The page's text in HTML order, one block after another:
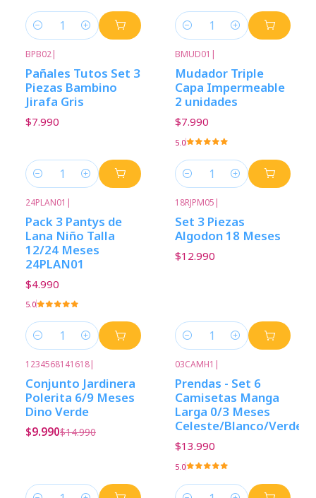
Cantidad Cantidad
BPB02|
Pañales Tutos Set 3
Piezas Bambino
Jirafa Gris
$7.990
Cantidad
BMUD01 |
Mudador Triple
Capa Impermeable
2 unidades
$7.990
5.0
Cantidad
24PLAN01 |
Pack 3 Pantys de
Lana Niño Talla
12/24 Meses
24PLAN01
$4.990
5.0
Cantidad
18RJPM05 |
Set 3 Piezas
Algodon 18 Meses
$12.990
Cantidad
1234568141618|
Conjunto Jardinera
Polerita 6/9 Meses
Dino Verde
$9.990$14.990
03CAMH1 |
Prendas - Set 6
Camisetas Manga
Larga 0/3 Meses
Celeste/Blanco/Verde
$13.990
5.0